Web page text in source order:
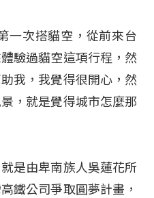
一次搭貓空，從前來台
驗過貓空這項行程，然
我，我覺得很開心，然
，就是覺得城市怎麼那
是由卑南族人吳蓮花所
鐵公司爭取圓夢計畫，